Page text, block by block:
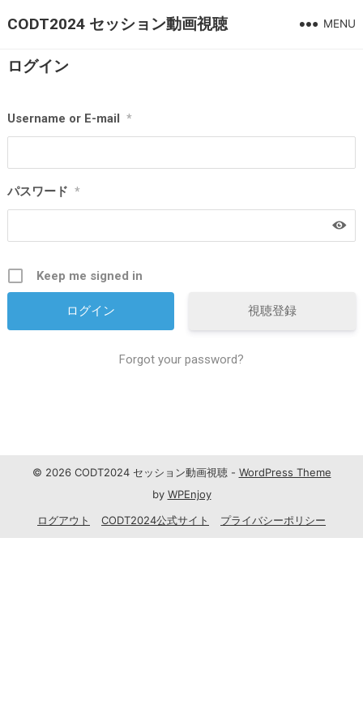
CODT2024 セッション動画視聴 MENU
ログイン
Username or E-mail *
パスワード *
Keep me signed in
視聴登録
Forgot your password?
© 2026 CODT2024 セッション動画視聴 - WordPress Theme
by WPEnjoy
ログアウト
CODT2024公式サイト プライバシーポリシー